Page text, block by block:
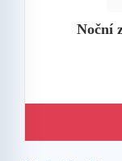
Noční